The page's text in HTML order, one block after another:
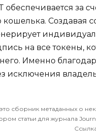
обеспечивается за
Создавая
на все токены,
Именно
исключения
это сборник метаданных о
статьи для журнала